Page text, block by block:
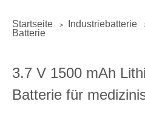
Startseite > Industriebatterie
Batterie
3.7 V 1500 mAh
Batterie für